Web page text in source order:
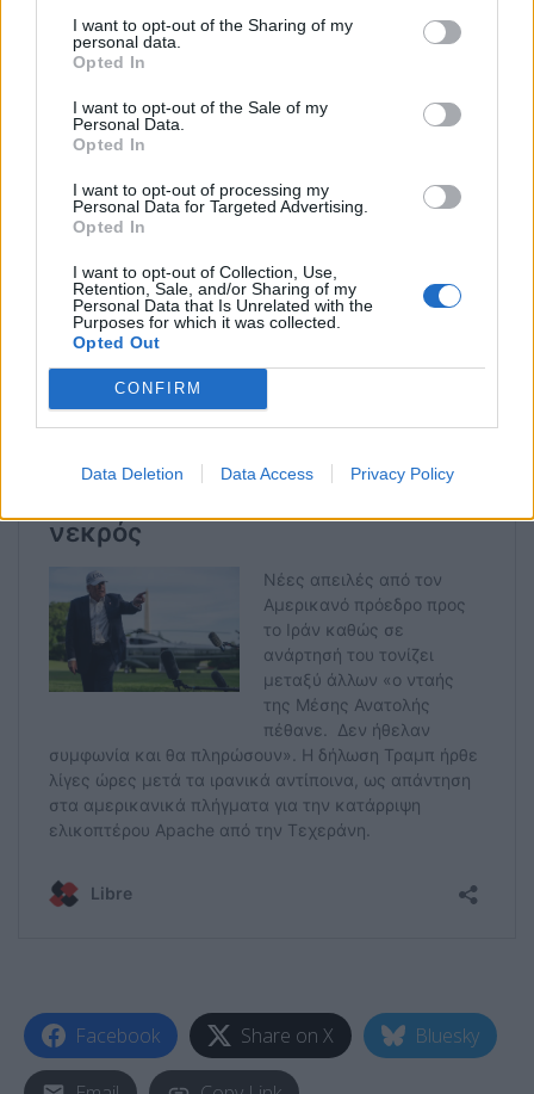
I want to opt-out of the Sharing of my
personal data.
Opted In
I want to opt-out of the Sale of my
Personal Data.
Opted In
I want to opt-out of processing my
Personal Data for Targeted Advertising.
Opted In
I want to opt-out of Collection, Use,
Retention, Sale, and/or Sharing of my
Personal Data that Is Unrelated with the
Purposes for which it was collected.
Opted Out
CONFIRM
Data Deletion Data Access Privacy Policy
«Θέλουμε μια συμφωνία που να είναι ουσιαστική,
θέλουμε μια συμφωνία που να έχει αποτέλεσμα»
«Θα δούμε τι θα συμβεί, αλλά τους χτυπήσαμε
σκληρά χθες και πρόκειται να τους χτυπήσουμε
ξανά σκληρά σήμερα… Και θα δούμε τι θα γίνει με
στη συμφωνία, αλλά μας τραβάνε από το μανίκι
μας περνάνε για κορόιδα», είπε ο Τραμπ.
Facebook Share on X Bluesky